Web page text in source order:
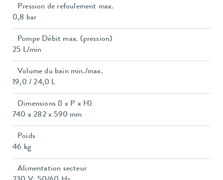
Pression de refoulement max.
0,8 bar
Pompe Débit max. (pression)
25 L/min
Volume du bain min./max.
19,0 / 24,0 L
Dimensions (l x P x H)
740 x 282 x 590 mm
Poids
46 kg
Alimentation secteur